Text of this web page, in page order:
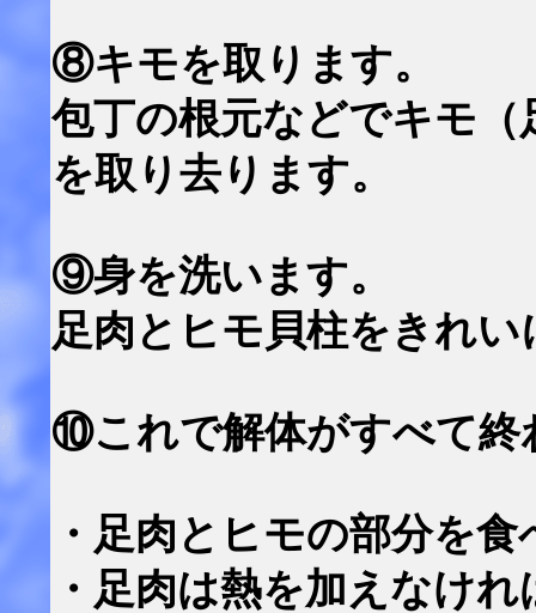
⑧キモを取ります。
包丁の根元などでキモ
を取り去ります。
⑨身を洗います。
足肉とヒモ貝柱をきれい
⑩これで解体がすべて終
・足肉とヒモの部分を食
・足肉は熱を加えなけ